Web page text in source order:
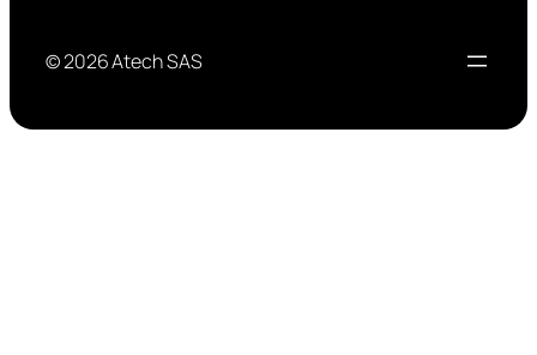
© 2026 Atech SAS